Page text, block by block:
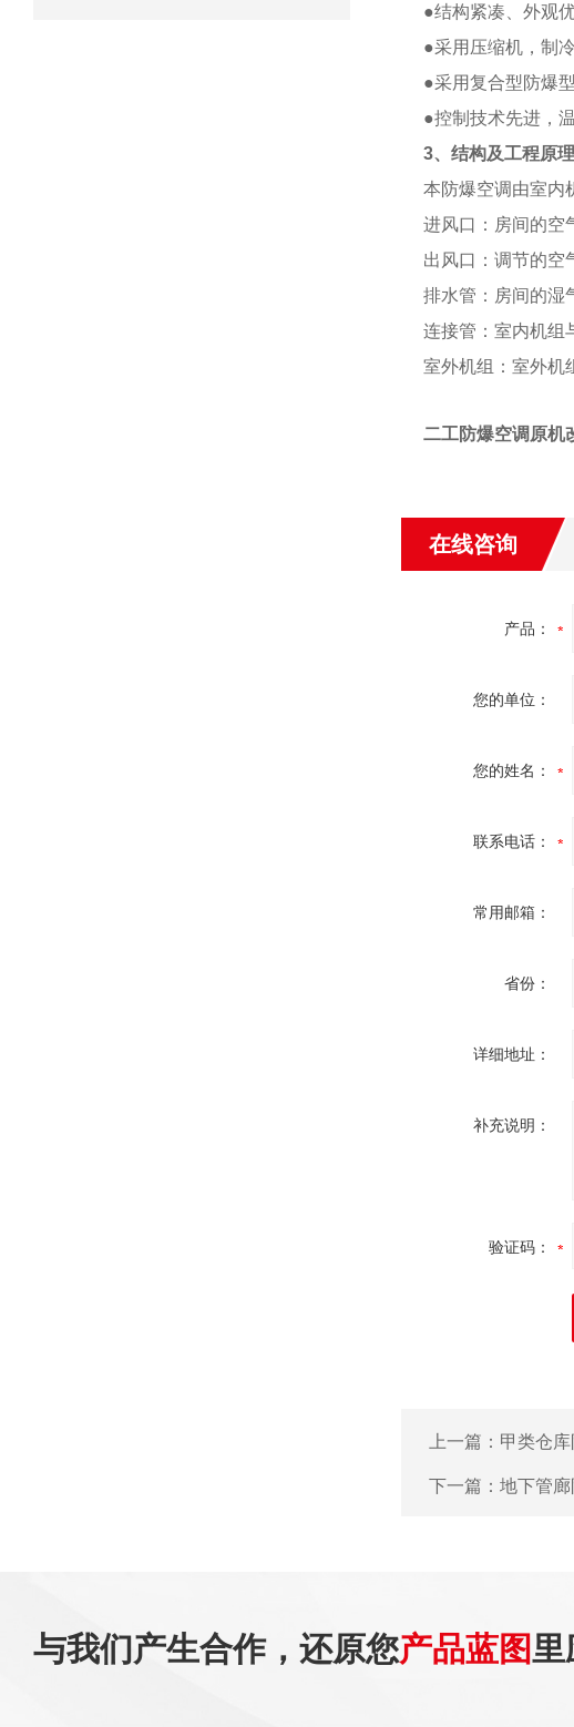
●结构紧凑、外观
●采用 压缩机，制
●采用复合型防爆
●控制技术先进，
3、结构及工程原
本防爆空调由室内
进风口：房间的空
出风口：调节的空
排水管：房间的湿
连接管：室内机组
室外机组：室外机
二工防爆空调原机
在线咨询
产品：
您的单位：
您的姓名：
联系电话：
常用邮箱：
省份：
详细地址：
补充说明：
验证码：
上一篇： 甲类仓库
下一篇： 地下管
与我们产生合作，还原您产品蓝图里